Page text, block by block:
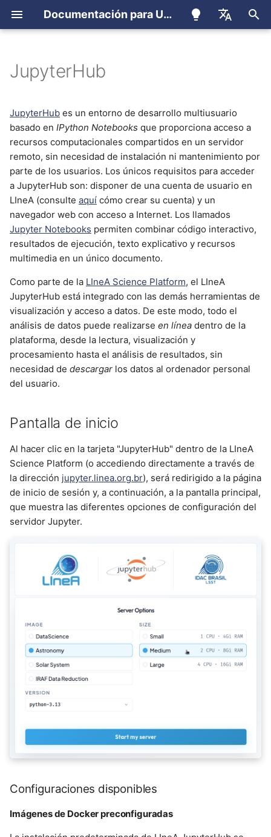
Documentación para Usuarios
i
l
z
a
n
d
o
b
ú
s
q
d
a
Registro de usuario
Registro de miembros de
LSST
Pantalla de inicio
Configuraciones
disponibles
Recursos
Computacionales
Gestión de Entornos
Cómo Crear un Entorno
Personalizado
Entorno como Kernel de
Jupyter
Acceso a Datos
Base de Datos
Tutoriales en Jupyter
Asistente de IA
(Experimental)
Uso rápido (flujo mínimo)
2) Magic commands
Cluster Apollo
Apptainer
EUPS
Conda
JupyterLab (OnDemand)
Ondemand
Slurm
Scripts de Trabajo
(ejemplos)
JupyterHub
JupyterHub es un entorno de desarrollo multiusuario
basado en IPython Notebooks que proporciona acceso a
recursos computacionales compartidos en un servidor
remoto, sin necesidad de instalación ni mantenimiento por
parte de los usuarios. Los únicos requisitos para acceder
a JupyterHub son: disponer de una cuenta de usuario en
LIneA (consulte aquí cómo crear su cuenta) y un
navegador web con acceso a Internet. Los llamados
Jupyter Notebooks permiten combinar código interactivo,
resultados de ejecución, texto explicativo y recursos
multimedia en un único documento.
Como parte de la LIneA Science Platform, el LIneA
JupyterHub está integrado con las demás herramientas de
visualización y acceso a datos. De este modo, todo el
análisis de datos puede realizarse en línea dentro de la
plataforma, desde la lectura, visualización y
procesamiento hasta el análisis de resultados, sin
necesidad de descargar los datos al ordenador personal
del usuario.
Pantalla de inicio
Al hacer clic en la tarjeta "JupyterHub" dentro de la LIneA
Science Platform (o accediendo directamente a través de
la dirección jupyter.linea.org.br), será redirigido a la página
de inicio de sesión y, a continuación, a la pantalla principal,
que muestra las diferentes opciones de configuración del
servidor Jupyter.
Configuraciones disponibles
Imágenes de Docker preconfiguradas